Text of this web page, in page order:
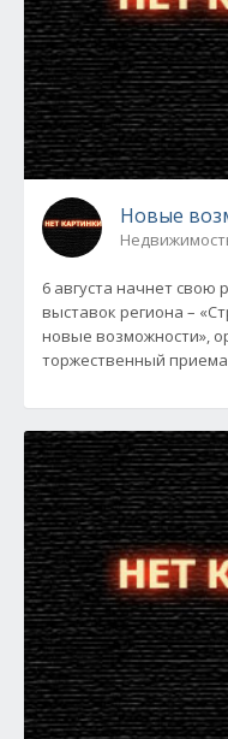
Новые
6 августа начнет свою
выставок региона –
новые возможности»,
торжественный приема